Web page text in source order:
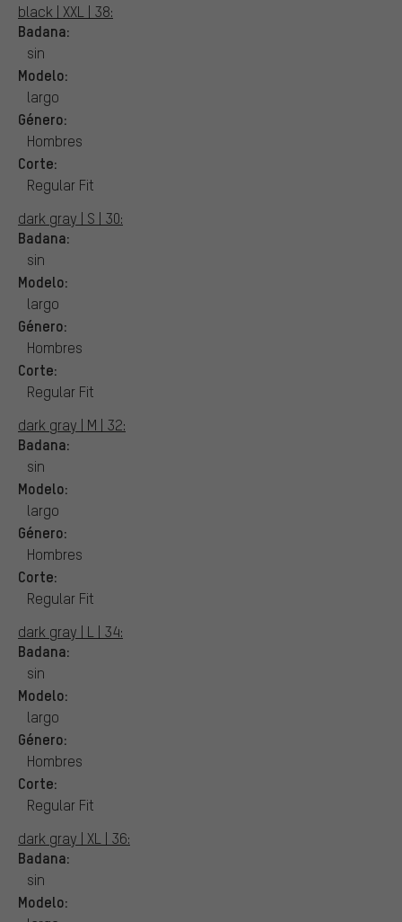
black | XXL | 38:
Badana:
sin
Modelo:
largo
Género:
Hombres
Corte:
Regular Fit
dark gray | S | 30:
Badana:
sin
Modelo:
largo
Género:
Hombres
Corte:
Regular Fit
dark gray | M | 32:
Badana:
sin
Modelo:
largo
Género:
Hombres
Corte:
Regular Fit
dark gray | L | 34:
Badana:
sin
Modelo:
largo
Género:
Hombres
Corte:
Regular Fit
dark gray | XL | 36:
Badana:
sin
Modelo: